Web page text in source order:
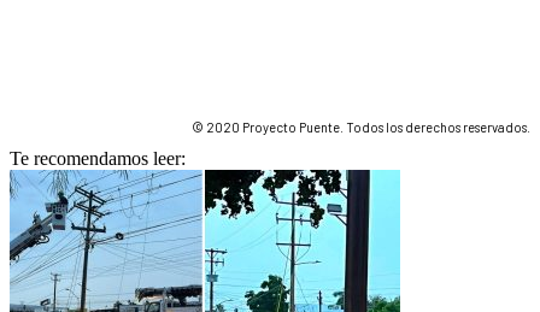
© 2020 Proyecto Puente. Todos los derechos reservados.
Te recomendamos leer: